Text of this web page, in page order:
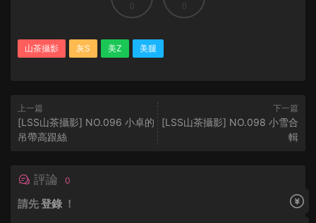
0 0
山茶攝影 灰S 美Z 美腿
上一篇
[LSS山茶攝影] NO.096 小卓的
吊帶高跟絲
下一篇
[LSS山茶攝影] NO.098 小雪合
輯
評論 0
請先登錄 ！